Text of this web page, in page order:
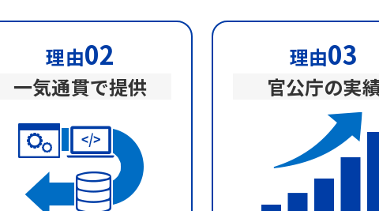
理由02
一気通貫で提供
理由03
官公庁の実